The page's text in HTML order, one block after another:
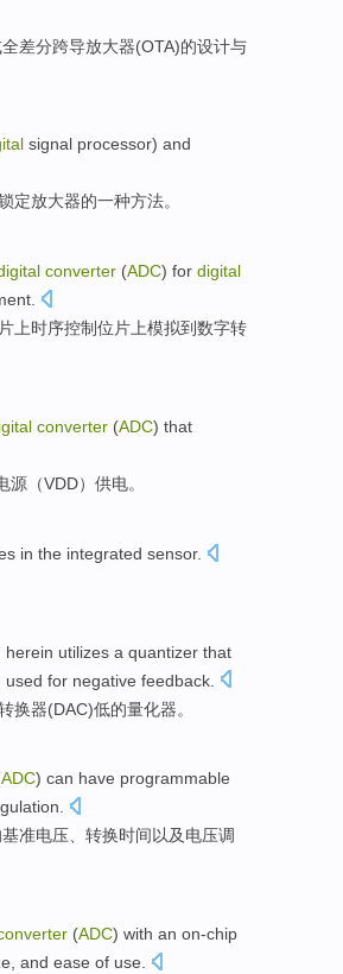
全差分跨导放大器(OTA)的设计与
signal processor) and
定放大器的一种方法。
converter (ADC) for digital
片 上时序控制位片上模拟到数字转
converter (ADC) that
源 （VDD）供电。
in the integrated sensor.
herein utilizes a quantizer that
used for negative feedback
换器(DAC)低的量化器。
ADC) can have programmable
.
基准电压、 转换时间以及电压调
(ADC) with an on-chip
and ease of use.